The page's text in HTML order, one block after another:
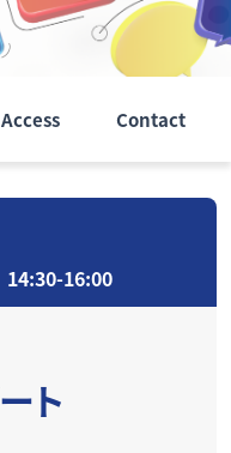
Access Contact
14:30-16:00
ト